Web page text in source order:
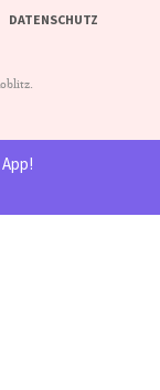
DATENSCHUTZ